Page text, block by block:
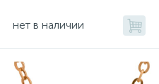
нет в наличии